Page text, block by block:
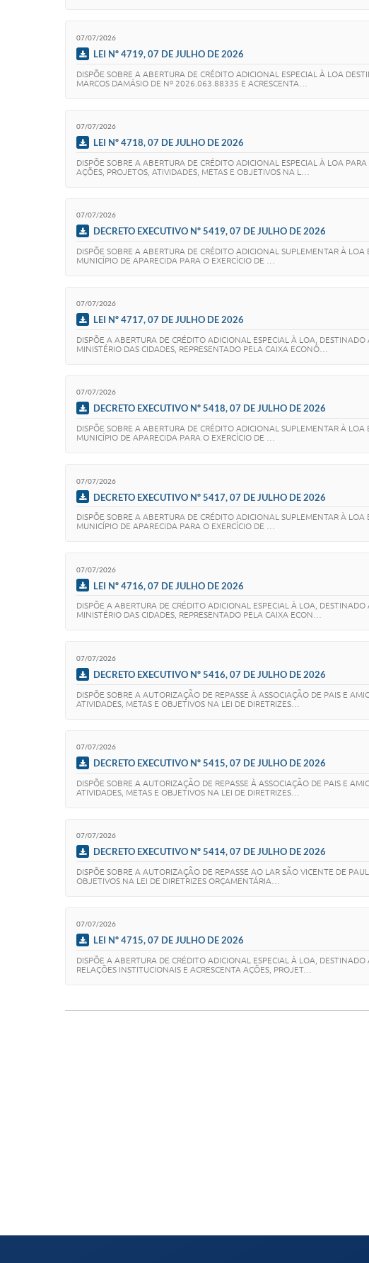
07/07/2026
LEI Nº 4719, 07 DE JULHO DE 2026
DISPÕE SOBRE A ABERTURA DE CRÉDITO ADICIONAL ESPECIAL À LOA
MARCOS DAMÁSIO DE Nº 2026.063.88335 E ACRESCENTA…
07/07/2026
LEI Nº 4718, 07 DE JULHO DE 2026
DISPÕE SOBRE A ABERTURA DE CRÉDITO ADICIONAL ESPECIAL À LOA
AÇÕES, PROJETOS, ATIVIDADES, METAS E OBJETIVOS NA L…
07/07/2026
DECRETO EXECUTIVO Nº 5419, 07 DE JULHO DE 2026
DISPÕE SOBRE A ABERTURA DE CRÉDITO ADICIONAL SUPLEMENTAR À
MUNICÍPIO DE APARECIDA PARA O EXERCÍCIO DE …
07/07/2026
LEI Nº 4717, 07 DE JULHO DE 2026
DISPÕE A ABERTURA DE CRÉDITO ADICIONAL ESPECIAL À LOA,
MINISTÉRIO DAS CIDADES, REPRESENTADO PELA CAIXA ECONÔ…
07/07/2026
DECRETO EXECUTIVO Nº 5418, 07 DE JULHO DE 2026
DISPÕE SOBRE A ABERTURA DE CRÉDITO ADICIONAL SUPLEMENTAR À
MUNICÍPIO DE APARECIDA PARA O EXERCÍCIO DE …
07/07/2026
DECRETO EXECUTIVO Nº 5417, 07 DE JULHO DE 2026
DISPÕE SOBRE A ABERTURA DE CRÉDITO ADICIONAL SUPLEMENTAR À
MUNICÍPIO DE APARECIDA PARA O EXERCÍCIO DE …
07/07/2026
LEI Nº 4716, 07 DE JULHO DE 2026
DISPÕE A ABERTURA DE CRÉDITO ADICIONAL ESPECIAL À LOA,
MINISTÉRIO DAS CIDADES, REPRESENTADO PELA CAIXA ECON…
07/07/2026
DECRETO EXECUTIVO Nº 5416, 07 DE JULHO DE 2026
DISPÕE SOBRE A AUTORIZAÇÃO DE REPASSE À ASSOCIAÇÃO DE PAIS E
ATIVIDADES, METAS E OBJETIVOS NA LEI DE DIRETRIZES…
07/07/2026
DECRETO EXECUTIVO Nº 5415, 07 DE JULHO DE 2026
DISPÕE SOBRE A AUTORIZAÇÃO DE REPASSE À ASSOCIAÇÃO DE PAIS E
ATIVIDADES, METAS E OBJETIVOS NA LEI DE DIRETRIZES…
07/07/2026
DECRETO EXECUTIVO Nº 5414, 07 DE JULHO DE 2026
DISPÕE SOBRE A AUTORIZAÇÃO DE REPASSE AO LAR SÃO VICENTE DE
OBJETIVOS NA LEI DE DIRETRIZES ORÇAMENTÁRIA…
07/07/2026
LEI Nº 4715, 07 DE JULHO DE 2026
DISPÕE A ABERTURA DE CRÉDITO ADICIONAL ESPECIAL À LOA,
RELAÇÕES INSTITUCIONAIS E ACRESCENTA AÇÕES, PROJET…